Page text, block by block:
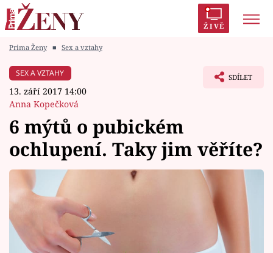
ŽIVĚ
Módní alarm
Témata
Celebrity
Vztahy
Seriály
Prima Ženy ■ Sex a vztahy
SEX A VZTAHY
13. září 2017 14:00
Anna Kopečková
SDÍLET
6 mýtů o pubickém
ochlupení. Taky jim věříte?